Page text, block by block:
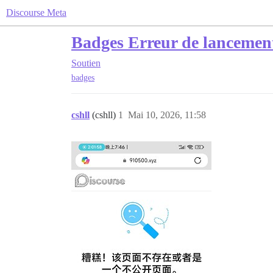
Discourse Meta
Badges Erreur de
Soutien
badges
cshll (cshll) Mai 10, 2026, 11:58
1